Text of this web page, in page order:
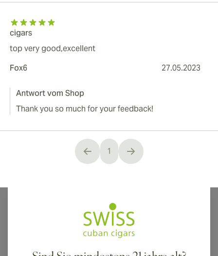
cigars
top very good,excellent
Fox6
27.05.2023
Antwort vom Shop
Thank you so much for your feedback!
You're currently reading page
1